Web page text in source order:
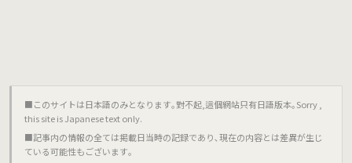
■このサイトは日本語のみとなります｡對不起,這個網站只有日語版本｡Sorry ,
this site is Japanese text only.
■記事内の情報の全ては掲載日当時の記録であり､現在の内容とは差異が生じ
ている可能性もございます｡